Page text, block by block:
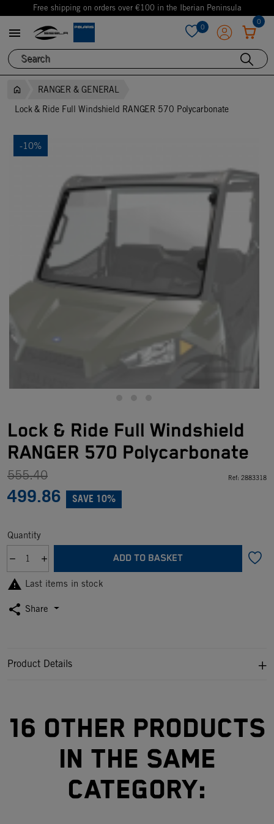
Free shipping on orders over €100 in the Iberian Peninsula
 0
0
RANGER & GENERAL
Lock & Ride Full Windshield RANGER 570 Polycarbonate
-10%
Lock & Ride Full Windshield
RANGER 570 Polycarbonate
555.40
499.86 SAVE 10%
Ref: 2883318
Quantity
ADD TO BASKET
 Last items in stock
share Share
Product Details
16 other products
in the same
category: